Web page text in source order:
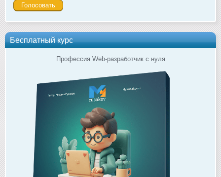
Бесплатный курс
Профессия Web-разработчик с нуля